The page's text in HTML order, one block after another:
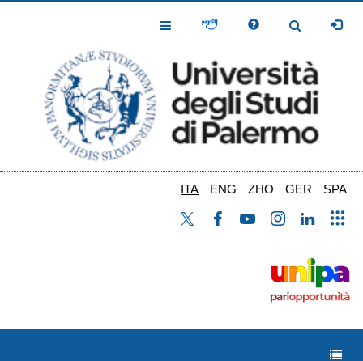
Toggle
Toggle
ITA ENG ZHO GER SPA